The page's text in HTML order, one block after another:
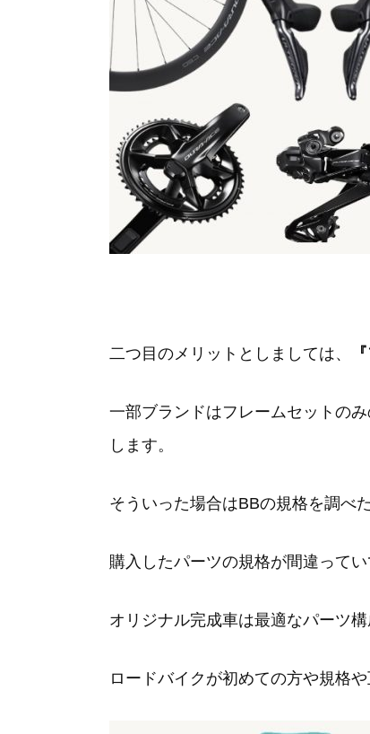
二つ目のメリットとしましては、
一部ブランドはフレームセットの
します。
そういった場合はBBの規格を調べ
購入したパーツの規格が間違って
オリジナル完成車は最適なパーツ
ロードバイクが初めての方や規格